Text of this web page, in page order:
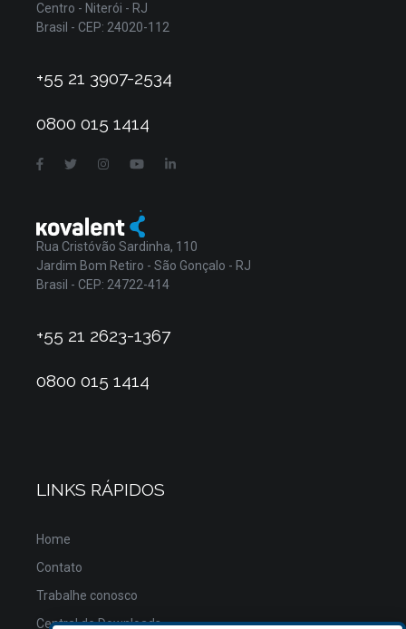
Centro - Niterói - RJ
Brasil - CEP: 24020-112
+55 21 3907-2534
0800 015 1414
Rua Cristóvão Sardinha, 110
Jardim Bom Retiro - São Gonçalo - RJ
Brasil - CEP: 24722-414
+55 21 2623-1367
0800 015 1414
LINKS RÁPIDOS
Home
Contato
Trabalhe conosco
Central de Downloads